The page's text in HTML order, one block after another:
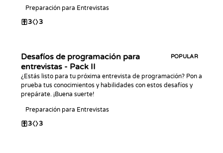
Preparación para Entrevistas
3 3
Desafíos de programación para
entrevistas - Pack II
POPULAR
¿Estás listo para tu próxima entrevista de programación? Pon a
prueba tus conocimientos y habilidades con estos desafíos y
prepárate. ¡Buena suerte!
Preparación para Entrevistas
3 3